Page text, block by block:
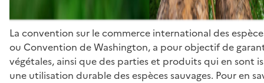
La convention sur le commerce international des
ou Convention de Washington, a pour objectif de
végétales, ainsi que des parties et produits qui en sont
une utilisation durable des espèces sauvages. Pour en